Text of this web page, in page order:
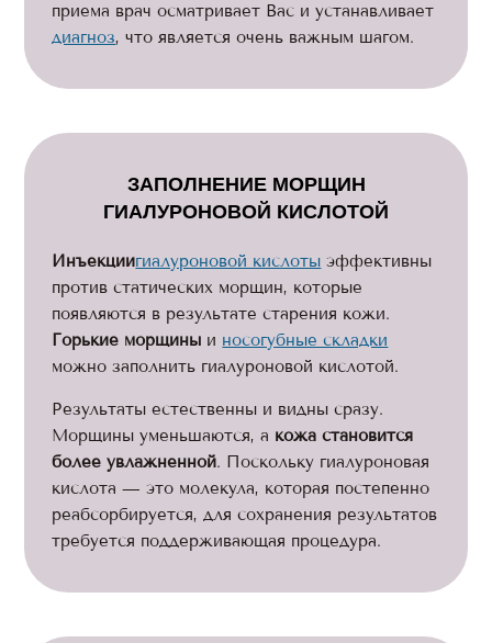
приема врач осматривает Вас и устанавливает
диагноз, что является очень важным шагом.
ЗАПОЛНЕНИЕ МОРЩИН
ГИАЛУРОНОВОЙ КИСЛОТОЙ
Инъекциигиалуроновой кислоты эффективны
против статических морщин, которые
появляются в результате старения кожи.
Горькие морщины и носогубные складки
можно заполнить гиалуроновой кислотой.
Результаты естественны и видны сразу.
Морщины уменьшаются, а кожа становится
более увлажненной. Поскольку гиалуроновая
кислота — это молекула, которая постепенно
реабсорбируется, для сохранения результатов
требуется поддерживающая процедура.